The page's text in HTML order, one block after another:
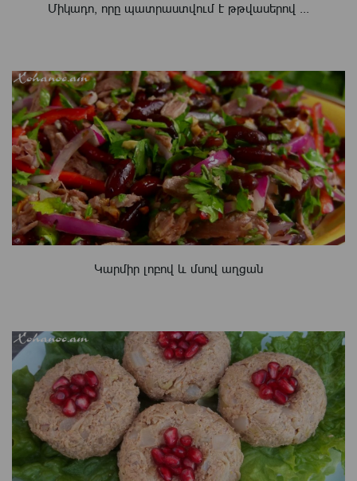
Միկադո, որը պատրաստվում է թթվասերով ...
Կարմիր լոբով և մսով աղցան